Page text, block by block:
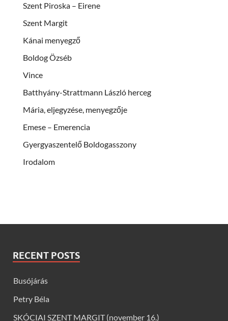
Szent Piroska – Eirene
Szent Margit
Kánai menyegző
Boldog Özséb
Vince
Batthyány-Strattmann László herceg
Mária, eljegyzése, menyegzője
Emese – Emerencia
Gyergyaszentelő Boldogasszony
Irodalom
RECENT POSTS
Busójárás
Petry Béla
SKÓCIAI SZENT MARGIT (november 16.)